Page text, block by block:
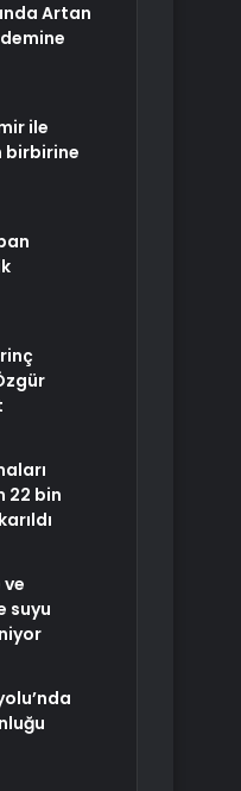
Artan
ile
birbirine
22 bin
ve
suyu